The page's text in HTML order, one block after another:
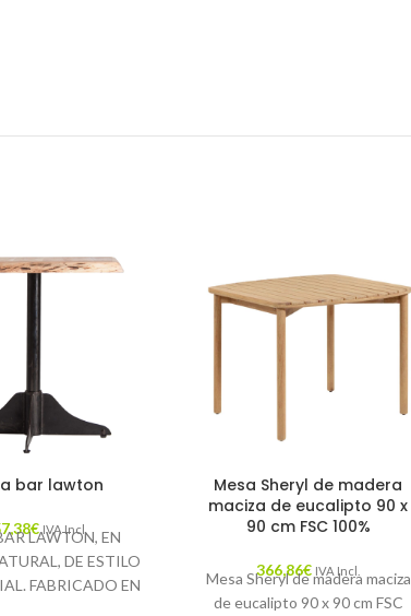
bar lawton
€ IVA Incl.
LAWTON, EN
DE ESTILO
FABRICADO EN
Mesa Sheryl de madera
maciza de eucalipto 90 x
90 cm FSC 100%
366,86€ IVA Incl.
Mesa Sheryl de madera maciza
de eucalipto 90 x 90 cm FSC